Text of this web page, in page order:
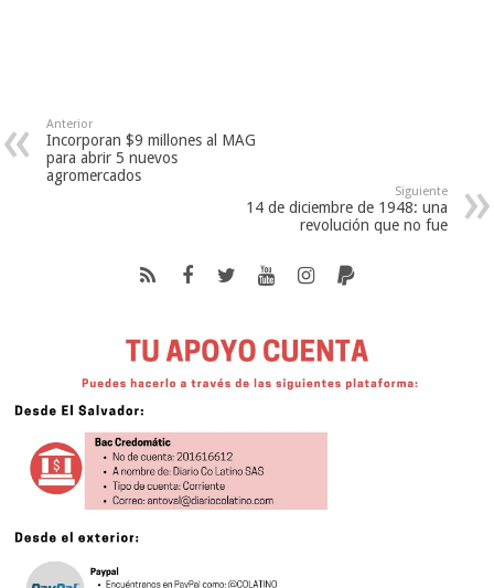
Anterior
Incorporan $9 millones al MAG
para abrir 5 nuevos
agromercados
Siguiente
14 de diciembre de 1948: una
revolución que no fue